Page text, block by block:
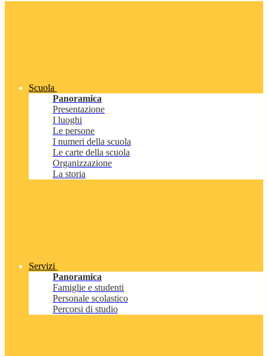
Scuola
Panoramica
Presentazione
I luoghi
Le persone
I numeri della scuola
Le carte della scuola
Organizzazione
La storia
Servizi
Panoramica
Famiglie e studenti
Personale scolastico
Percorsi di studio